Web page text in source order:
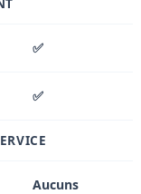
✅
✅
Aucuns